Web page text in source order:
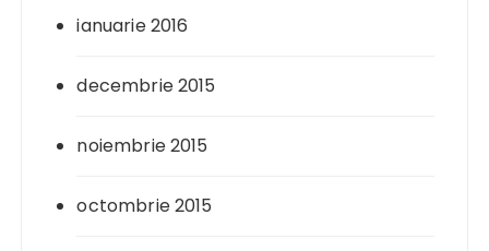
ianuarie 2016
decembrie 2015
noiembrie 2015
octombrie 2015